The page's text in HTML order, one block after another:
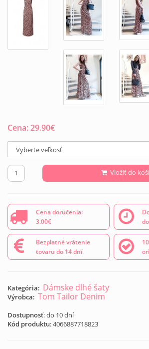
Cena:29.90€
Vložiť do
Cena doručenia:
3.00€
Bezplatné vrátenie
tovaru do 14 dní
Kategória: Dámske dlhé šaty
Výrobca: Tom Tailor Denim
Dostupnosť: do 10 dní
Kód produktu:4066887718823